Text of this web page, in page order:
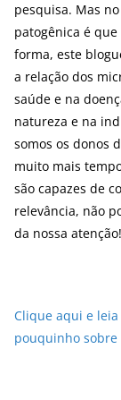
pesquisa. Mas
patogênica é
forma, este
a relação dos
saúde e na
natureza e na
somos os donos
muito mais
são capazes de
relevância, não
da nossa atenção!
Clique aqui e
pouquinho